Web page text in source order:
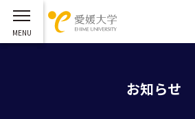
お知らせ